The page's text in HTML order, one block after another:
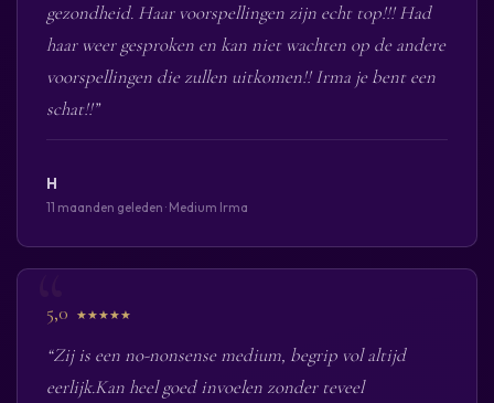
gezondheid. Haar voorspellingen zijn echt top!!! Had
haar weer gesproken en kan niet wachten op de andere
voorspellingen die zullen uitkomen!! Irma je bent een
schat!!”
H
11 maanden geleden · Medium Irma
5,0 ★★★★★
“Zij is een no-nonsense medium, begrip vol altijd
eerlijk.Kan heel goed invoelen zonder teveel